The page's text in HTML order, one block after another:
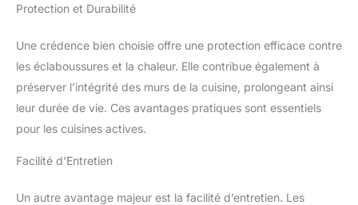
Protection et Durabilité
Une crédence bien choisie offre une protection efficace contre
les éclaboussures et la chaleur. Elle contribue également à
préserver l’intégrité des murs de la cuisine, prolongeant ainsi
leur durée de vie. Ces avantages pratiques sont essentiels
pour les cuisines actives.
Facilité d’Entretien
Un autre avantage majeur est la facilité d’entretien. Les